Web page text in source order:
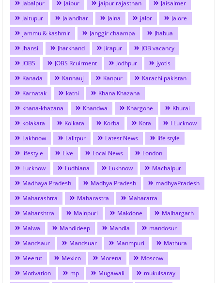
Jabalpur Jaipur jaipur rajasthan
Jaisalmer
Jaitupur
Jalandhar Jalna jalor
Jalore
jammu & kashmir
Janggir chaampa
Jhabua
Jhansi
Jharkhand Jirapur
JOB vacancy
JOBS
JOBS Rcuirment Jodhpur
jyotis
Kanada
Kannauj Kanpur
Karachi pakistan
Karnatak
katni
Khana Khazana
khana-khazana
Khandwa Khargone
Khurai
kolakata
Kolkata Korba Kota
l Lucknow
Lakhnow
Lalitpur Latest News
life style
lifestyle
Live Local News
London
Lucknow
Ludhiana Lukhnow
Machalpur
Madhaya Pradesh
Madhya Pradesh
madhyaPradesh
Maharashtra
Maharastra
Maharatra
Maharshtra
Mainpuri Makdone
Malhargarh
Malwa
Mandideep Mandla
mandosur
Mandsaur
Mandsuar Manmpuri
Mathura
Meerut
Mexico Morena
Moscow
Motivation
mp Mugawali
mukulsaray